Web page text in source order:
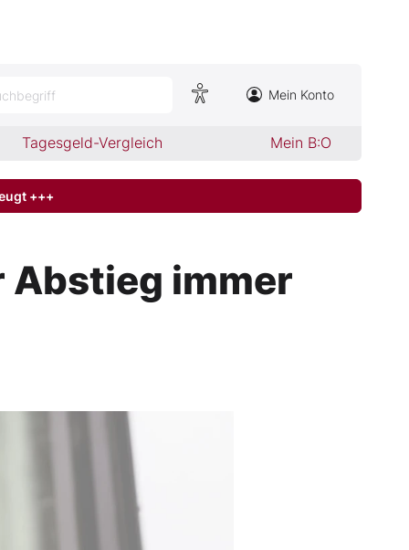
Mein Konto
Tagesgeld-Vergleich Mein B:O
+++
immer